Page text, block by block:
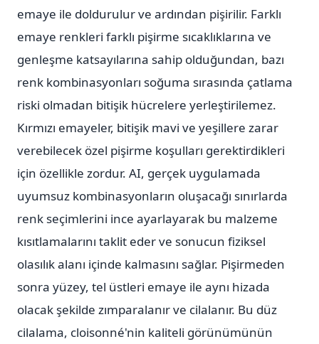
emaye ile doldurulur ve ardından pişirilir. Farklı
emaye renkleri farklı pişirme sıcaklıklarına ve
genleşme katsayılarına sahip olduğundan, bazı
renk kombinasyonları soğuma sırasında çatlama
riski olmadan bitişik hücrelere yerleştirilemez.
Kırmızı emayeler, bitişik mavi ve yeşillere zarar
verebilecek özel pişirme koşulları gerektirdikleri
için özellikle zordur. AI, gerçek uygulamada
uyumsuz kombinasyonların oluşacağı sınırlarda
renk seçimlerini ince ayarlayarak bu malzeme
kısıtlamalarını taklit eder ve sonucun fiziksel
olasılık alanı içinde kalmasını sağlar. Pişirmeden
sonra yüzey, tel üstleri emaye ile aynı hizada
olacak şekilde zımparalanır ve cilalanır. Bu düz
cilalama, cloisonné'nin kaliteli görünümünün